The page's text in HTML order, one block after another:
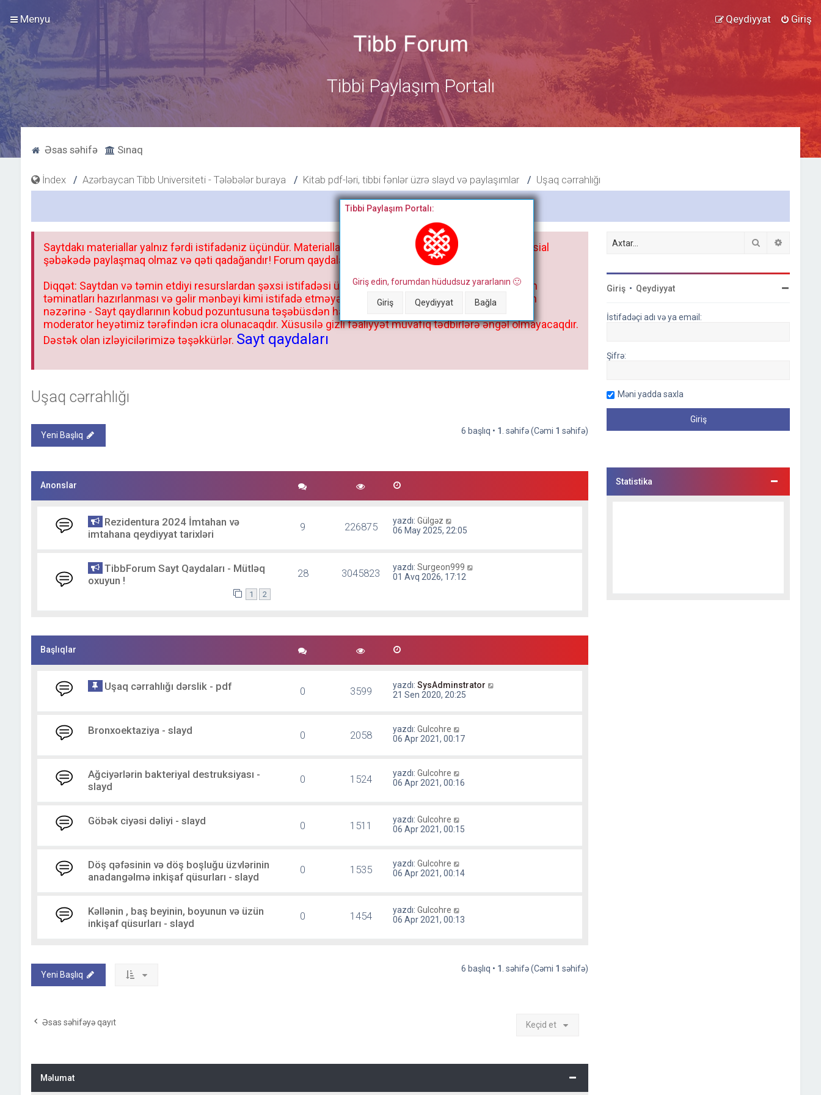
Menyu Giriş
Qeydiyyat
Tibbi Paylaşım Portalı
Əsas səhifə Sınaq
İndex Azərbaycan Tibb Universiteti - Tələbələr buraya Kitab pdf-ləri, tibbi fənlər üzrə slayd və paylaşımlar Uşaq cərrahlığı
Bitdi
Tibbi Paylaşım Portalı:
Giriş edin, forumdan hüdudsuz yararlanın 🙂
Giriş Qeydiyyat Bağla
Saytdakı materiallar yalnız fərdi istifadəniz üçündür. Materialları istisnasız heç bir qrupda, saytda və sosial
şəbəkədə paylaşmaq olmaz və qəti qadağandır! Forum qaydaları ilə mütləq tanış olun:
Diqqət: Saytdan və təmin etdiyi resurslardan şəxsi istifadəsi üçün deyil, kənar niyyətlər, xüsusi proqram
təminatları hazırlanması və gəlir mənbəyi kimi istifadə etməyə cəhd göstərənlərin və istifadə edənlərin
nəzərinə - Sayt qaydlarının kobud pozuntusuna təşəbüsdən haqqınızda bütün müvafiq tədbirlər böyük
moderator heyətimiz tərəfindən icra olunacaqdır. Xüsusilə gizli fəaliyyət müvafiq tədbirlərə əngəl olmayacaqdır.
Dəstək olan izləyicilərimizə təşəkkürlər. Sayt qaydaları
Uşaq cərrahlığı
Yeni Başlıq 6 başlıq • 1 . səhifə (Cəmi 1 səhifə)
Anonslar
Rezidentura 2024 İmtahan və
imtahana qeydiyyat tarixləri
9 226875 yazdı:Gülgəz
06 May 2025, 22:05
TibbForum Sayt Qaydaları - Mütləq
oxuyun !
1 2
28 3045823 yazdı:Surgeon999
01 Avq 2026, 17:12
Başlıqlar
Uşaq cərrahlığı dərslik - pdf 0 3599 yazdı:SysAdminstrator
21 Sen 2020, 20:25
Bronxoektaziya - slayd 0 2058 yazdı:Gulcohre
06 Apr 2021, 00:17
Ağciyərlərin bakteriyal destruksiyası -
slayd
0 1524 yazdı:Gulcohre
06 Apr 2021, 00:16
Göbək ciyəsi dəliyi - slayd 0 1511 yazdı:Gulcohre
06 Apr 2021, 00:15
Döş qəfəsinin və döş boşluğu üzvlərinin
anadangəlmə inkişaf qüsurları - slayd
0 1535 yazdı:Gulcohre
06 Apr 2021, 00:14
Kəllənin , baş beyinin, boyunun və üzün
inkişaf qüsurları - slayd
0 1454 yazdı:Gulcohre
06 Apr 2021, 00:13
Yeni Başlıq
6 başlıq • 1 . səhifə (Cəmi 1 səhifə)
Əsas səhifəyə qayıt Keçid et
Məlumat
Axtar
Giriş • Qeydiyyat
İstifadəçi adı və ya email:
Şifrə:
Məni yadda saxla
Statistika